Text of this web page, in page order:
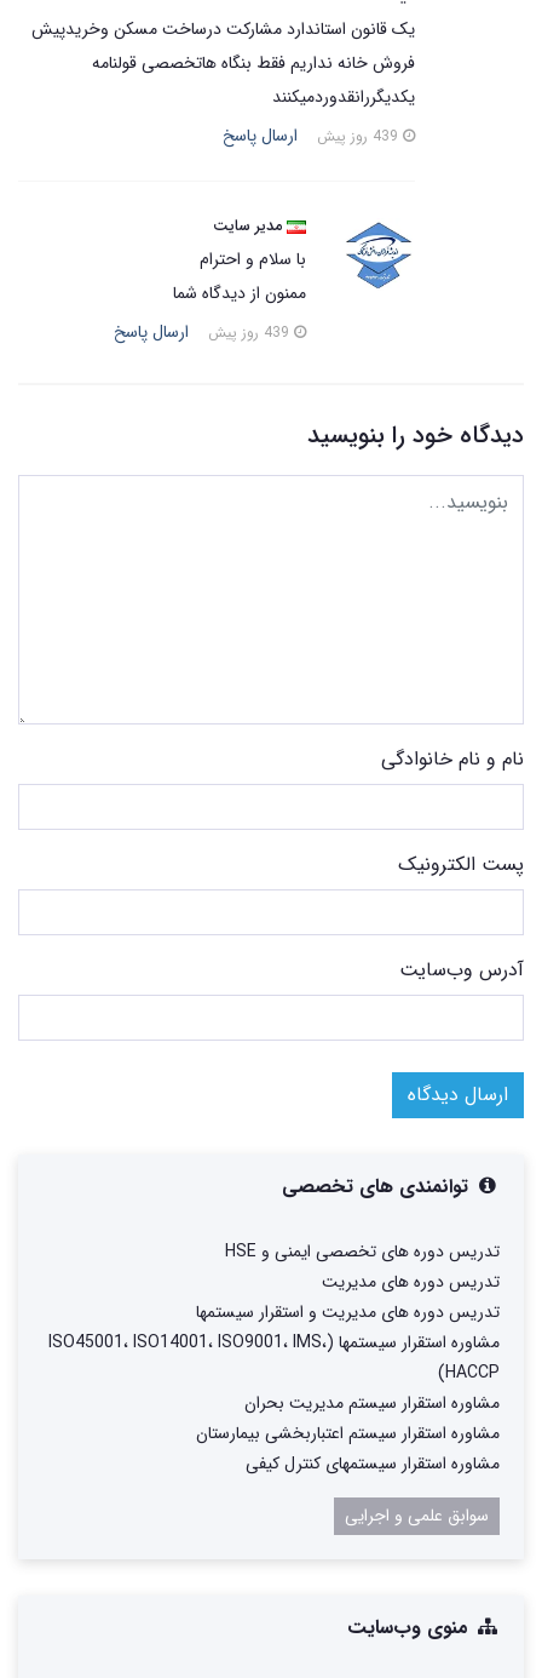
یک قانون استاندارد مشارکت درساخت مسکن وخریدپیش
فروش خانه نداریم فقط بنگاه هاتخصصی قولنامه
یکدیگررانقدوردمیکنند
ارسال پاسخ
مدیر سایت
با سلام و احترام
ممنون از دیدگاه شما
ارسال پاسخ
دیدگاه خود را بنویسید
نام و نام خانوادگی
پست الکترونیک
آدرس وب‌سایت
ارسال دیدگاه
توانمندی های تخصصی
تدریس دوره های تخصصی ایمنی و HSE
تدریس دوره های مدیریت
تدریس دوره های مدیریت و استقرار سیستمها
مشاوره استقرار سیستمها (ISO45001، ISO14001، ISO9001، IMS،
HACCP)
مشاوره استقرار سیستم مدیریت بحران
مشاوره استقرار سیستم اعتباربخشی بیمارستان
مشاوره استقرار سیستمهای کنترل کیفی
سوابق علمی و اجرایی
منوی وب‌سایت